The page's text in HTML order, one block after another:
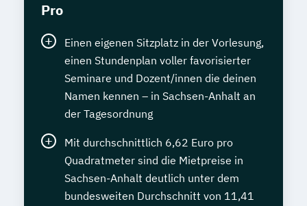
Pro
Einen eigenen Sitzplatz in der Vorlesung,
einen Stundenplan voller favorisierter
Seminare und Dozent/innen die deinen
Namen kennen – in Sachsen-Anhalt an
der Tagesordnung
Mit durchschnittlich 6,62 Euro pro
Quadratmeter sind die Mietpreise in
Sachsen-Anhalt deutlich unter dem
bundesweiten Durchschnitt von 11,41